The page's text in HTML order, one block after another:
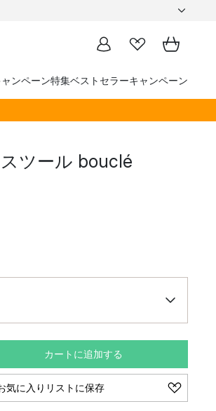
ンペーン特集ベストセラーキャンペーン
ツール bouclé
カートに追加する
気に入りリストに保存